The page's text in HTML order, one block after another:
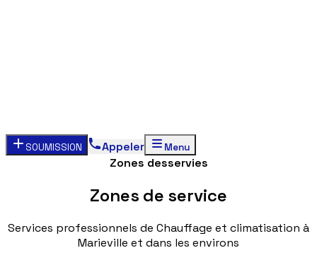
SOUMISSION Appeler Menu
Zones desservies
Zones de service
Services professionnels de Chauffage et climatisation à
Marieville et dans les environs